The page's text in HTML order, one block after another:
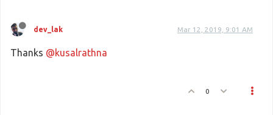
dev_lak Mar 12, 2019, 9:01 AM
Thanks @kusalrathna
0